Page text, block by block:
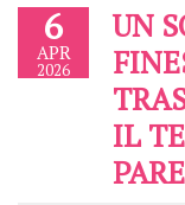
6
APR
2026
UN
IL